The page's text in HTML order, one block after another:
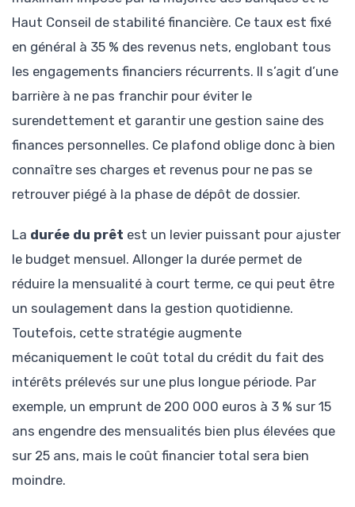
Haut Conseil de stabilité financière. Ce taux est fixé
en général à 35 % des revenus nets, englobant tous
les engagements financiers récurrents. Il s’agit d’une
barrière à ne pas franchir pour éviter le
surendettement et garantir une gestion saine des
finances personnelles. Ce plafond oblige donc à bien
connaître ses charges et revenus pour ne pas se
retrouver piégé à la phase de dépôt de dossier.
La durée du prêt est un levier puissant pour ajuster
le budget mensuel. Allonger la durée permet de
réduire la mensualité à court terme, ce qui peut être
un soulagement dans la gestion quotidienne.
Toutefois, cette stratégie augmente
mécaniquement le coût total du crédit du fait des
intérêts prélevés sur une plus longue période. Par
exemple, un emprunt de 200 000 euros à 3 % sur 15
ans engendre des mensualités bien plus élevées que
sur 25 ans, mais le coût financier total sera bien
moindre.